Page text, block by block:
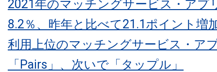
2021年のマッチングサービス・アプ
8.2％、昨年と比べて21.1ポイント増
利用上位のマッチングサービス・ア
「Pairs」、次いで「タップル」